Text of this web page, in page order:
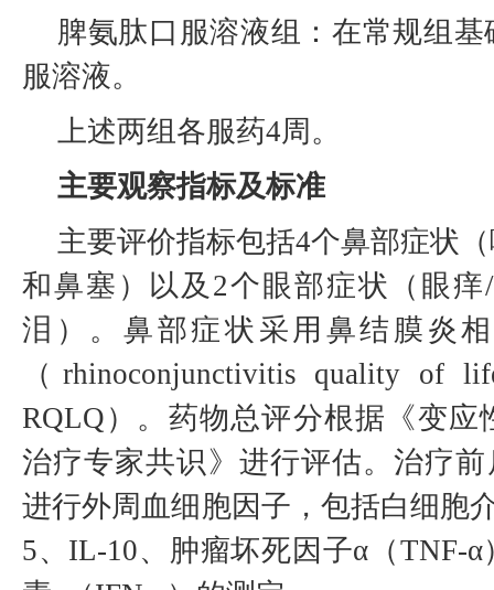
脾氨肽口服溶液组：在常规组
服溶液。
上述两组各服药4周。
主要观察指标及标准
主要评价指标包括4个鼻部症状
和鼻塞）以及2个眼部症状（眼
泪）。鼻部症状采用鼻结膜炎
（rhinoconjunctivitis quality of
RQLQ）。药物总评分根据《变应
治疗专家共识》进行评估。治疗
进行外周血细胞因子，包括白细胞
5、IL-10、肿瘤坏死因子α（TNF-